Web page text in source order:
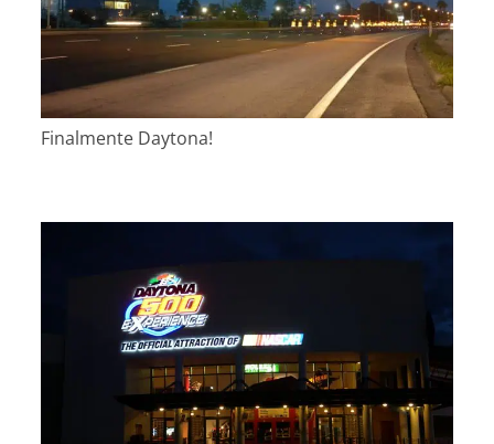
Finalmente Daytona!